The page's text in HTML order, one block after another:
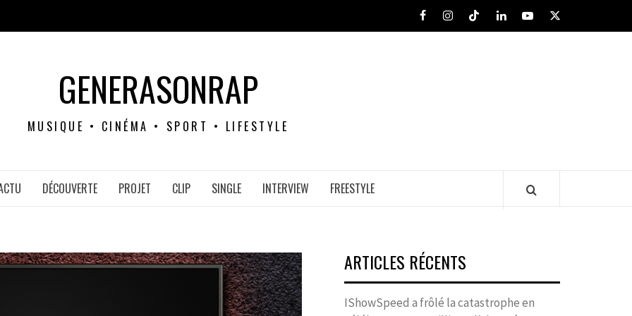
FacebookInstagram
TiktokLinkedInYoutube
X
GENERASONRAP
MUSIQUE • CINÉMA • SPORT • LIFESTYLE
DÉCOUVERTE PROJET CLIP SINGLE INTERVIEW FREESTYLE
ARTICLES RÉCENTS
IShowSpeed a frôlé la catastrophe en